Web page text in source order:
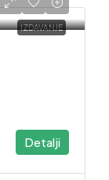
IZDAVANJE
Detalji